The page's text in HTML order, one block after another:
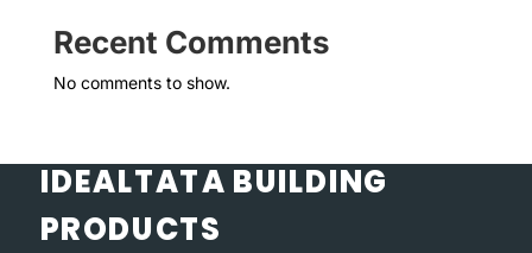
Recent Comments
No comments to show.
IDEALTATA BUILDING
PRODUCTS